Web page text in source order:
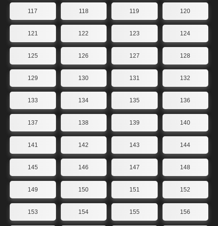
117 118 119 120
121 122 123 124
125 126 127 128
129 130 131 132
133 134 135 136
137 138 139 140
141 142 143 144
145 146 147 148
149 150 151 152
153 154 155 156